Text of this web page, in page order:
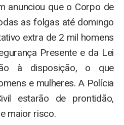
anunciou que o Corpo de
as folgas até domingo
extra de 2 mil homens
Presente e da Lei
à disposição, o que
e mulheres. A Polícia
estarão de prontidão,
maior risco.